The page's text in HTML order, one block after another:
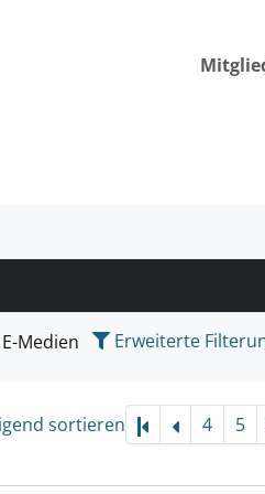
suchen wollen.
E-Medien Erweiterte
sortieren 4 5